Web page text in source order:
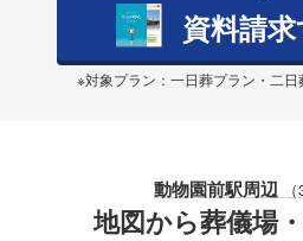
資料請
※対象プラン：一日葬プラン・二
動物園前駅周辺
地図から葬儀場